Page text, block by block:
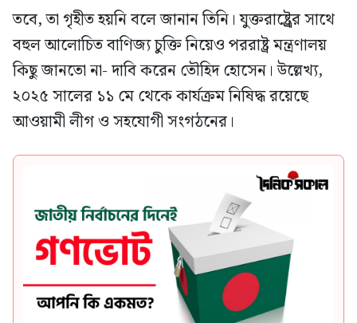
তবে, তা গৃহীত হয়নি বলে জানান তিনি। যুক্তরাষ্ট্র্রের সাথে
বহুল আলোচিত বাণিজ্য চুক্তি নিয়েও পররাষ্ট্র মন্ত্রণালয়
কিছু জানতো না- দাবি করেন তৌহিদ হোসেন। উল্লেখ্য,
২০২৫ সালের ১১ মে থেকে কার্যক্রম নিষিদ্ধ রয়েছে
আওয়ামী লীগ ও সহযোগী সংগঠনের।